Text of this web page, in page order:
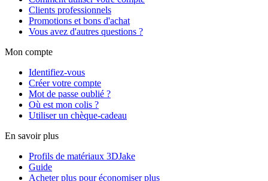
Clients professionnels
Promotions et bons d'achat
Vous avez d'autres questions ?
Mon compte
Identifiez-vous
Créer votre compte
Mot de passe oublié ?
Où est mon colis ?
Utiliser un chèque-cadeau
En savoir plus
Profils de matériaux 3DJake
Guide
Acheter plus pour économiser plus